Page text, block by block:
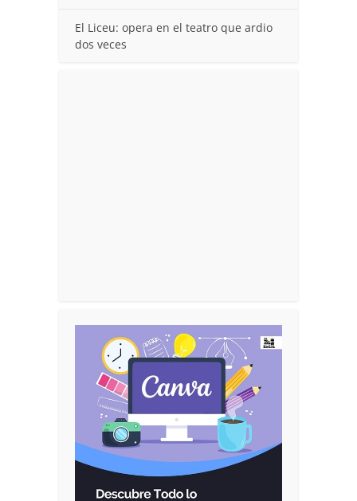
El Liceu: opera en el teatro que ardio
dos veces